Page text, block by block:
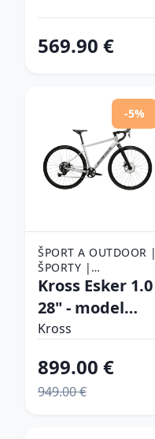
cm)
569.90 €
-5%
ŠPORT A OUTDOOR |
ŠPORTY |
CYKLISTIKA |
Kross Esker 1.0
28" - model
2026
- XS (17", 160-
168 cm)
Kross
899.00 €
949.00 €